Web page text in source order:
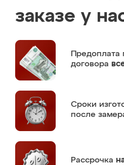
заказе у
Предоплата
договора
Сроки
после
Рассрочка